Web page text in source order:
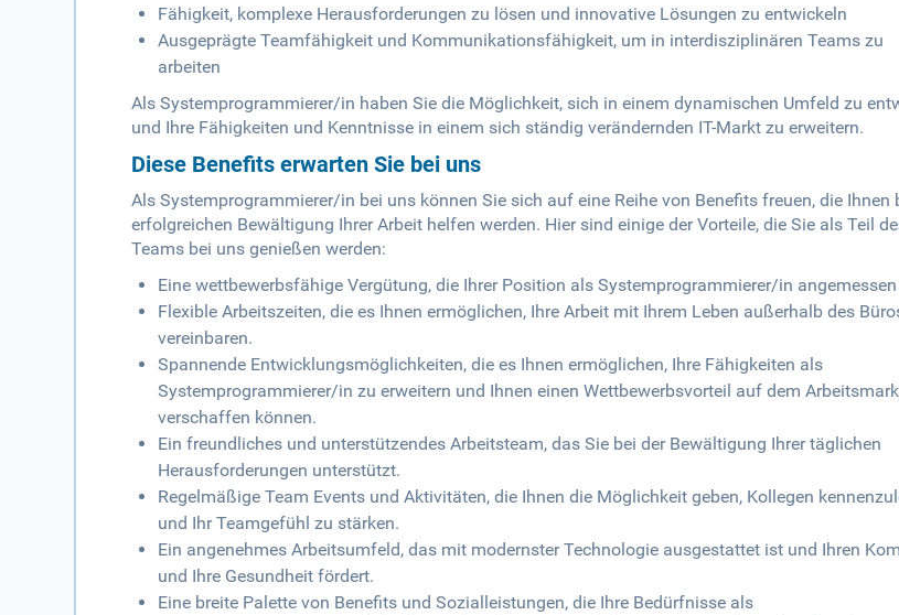
Fähigkeit, komplexe Herausforderungen zu lösen und innovative Lösungen zu entwickeln
Ausgeprägte Teamfähigkeit und Kommunikationsfähigkeit, um in interdisziplinären Teams zu
arbeiten
Als Systemprogrammierer/in haben Sie die Möglichkeit, sich in einem dynamischen Umfeld zu
und Ihre Fähigkeiten und Kenntnisse in einem sich ständig verändernden IT-Markt zu erweitern.
Diese Benefits erwarten Sie bei uns
Als Systemprogrammierer/in bei uns können Sie sich auf eine Reihe von Benefits freuen, die Ihnen
erfolgreichen Bewältigung Ihrer Arbeit helfen werden. Hier sind einige der Vorteile, die Sie als Teil
Teams bei uns genießen werden:
Eine wettbewerbsfähige Vergütung, die Ihrer Position als Systemprogrammierer/in
Flexible Arbeitszeiten, die es Ihnen ermöglichen, Ihre Arbeit mit Ihrem Leben außerhalb des
vereinbaren.
Spannende Entwicklungsmöglichkeiten, die es Ihnen ermöglichen, Ihre Fähigkeiten als
Systemprogrammierer/in zu erweitern und Ihnen einen Wettbewerbsvorteil auf dem
verschaffen können.
Ein freundliches und unterstützendes Arbeitsteam, das Sie bei der Bewältigung Ihrer täglichen
Herausforderungen unterstützt.
Regelmäßige Team Events und Aktivitäten, die Ihnen die Möglichkeit geben, Kollegen
und Ihr Teamgefühl zu stärken.
Ein angenehmes Arbeitsumfeld, das mit modernster Technologie ausgestattet ist und Ihren
und Ihre Gesundheit fördert.
Eine breite Palette von Benefits und Sozialleistungen, die Ihre Bedürfnisse als